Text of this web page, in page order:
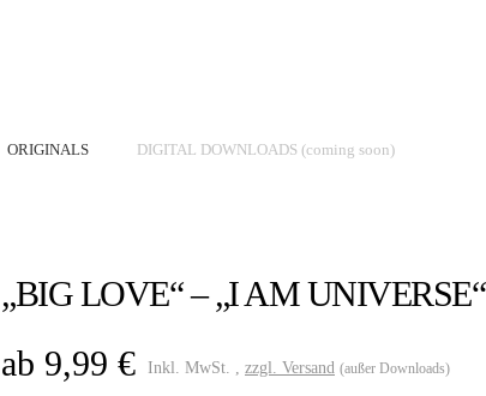
ORIGINALS DIGITAL DOWNLOADS (coming soon)
„BIG LOVE“ – „I AM UNIVERSE“
ab 9,99 € Inkl. MwSt. , zzgl. Versand (außer Downloads)